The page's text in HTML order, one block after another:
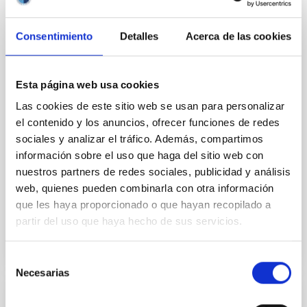
Consentimiento Detalles Acerca de las cookies
Esta página web usa cookies
Las cookies de este sitio web se usan para personalizar
el contenido y los anuncios, ofrecer funciones de redes
sociales y analizar el tráfico. Además, compartimos
información sobre el uso que haga del sitio web con
nuestros partners de redes sociales, publicidad y análisis
web, quienes pueden combinarla con otra información
que les haya proporcionado o que hayan recopilado a
partir del uso que haya hecho de sus servicios.
Necesarias
Science , que aporta la primera evidencia
concluyente de la influencia de un planeta sobre el
permitido detectar y estimar la intensidad del campo
magnético del exoplaneta GJ 436 b, abriendo una
nueva vía para estudiar la habitabilidad de planetas
fuera del Sistema Solar. Los campos magnéticos
desempeñan un papel fundamental en la
habitabilidad de los planetas. En la Tierra, el campo
magnético actúa como un escudo frente al viento
Fecha de publicación 26/06/2026 - 17:53:01